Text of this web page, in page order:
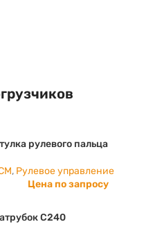
рулевого пальца
, Рулевое управление
Цена по запросу
С240